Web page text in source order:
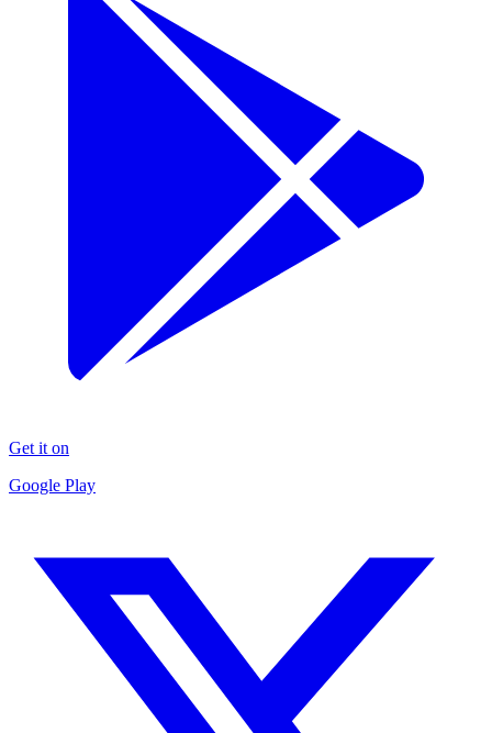
Get it on
Google Play